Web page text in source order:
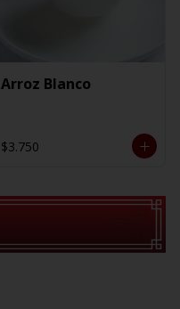
Arroz Blanco
$3.750